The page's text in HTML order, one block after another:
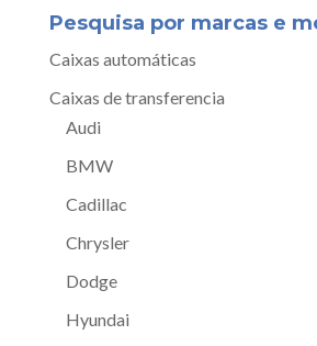
Pesquisa por marcas e
Caixas automáticas
Caixas de transferencia
Audi
BMW
Cadillac
Chrysler
Dodge
Hyundai